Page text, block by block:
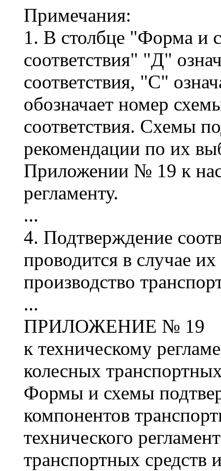
Примечания:
1. В столбце "Форма и
соответствия" "Д"
соответствия, "С"
обозначает номер
соответствия. Схемы
рекомендации по их
Приложении № 19 к
регламенту.
...
4. Подтверждение
проводится в случае
производство
...
ПРИЛОЖЕНИЕ № 19
к техническому
колесных
Формы и схемы
компонентов
технического
транспортных средств